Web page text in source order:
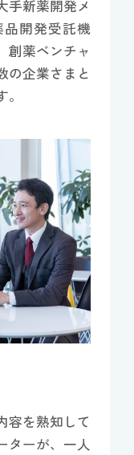
手新薬開発メ
品開発受託機
創薬ベンチャ
の企業さまと
容を熟知して
ターが、一人